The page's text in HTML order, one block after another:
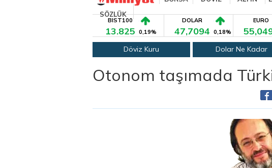
SÖZLÜK
BIST100
13.825 0,19%
DOLAR
47,7094 0,18%
EURO
Döviz Kuru Dolar Ne Kadar
Otonom taşımada